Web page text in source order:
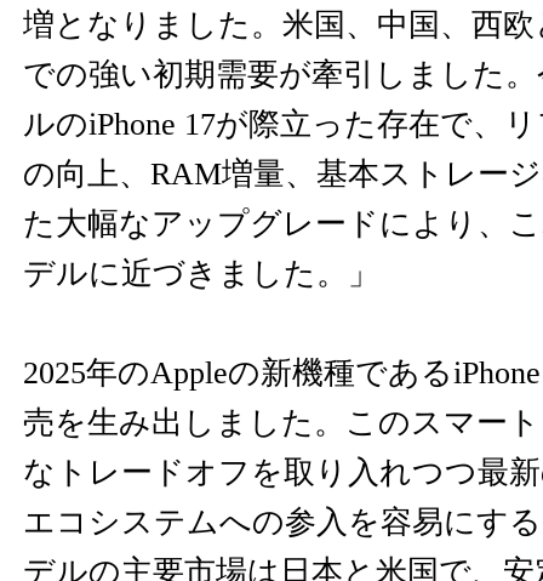
増となりました。米国、中国、西
での強い初期需要が牽引しました
ルのiPhone 17が際立った存在で、
の向上、RAM増量、基本ストレー
た大幅なアップグレードにより、
デルに近づきました。」
2025年のAppleの新機種である
売を生み出しました。このスマー
なトレードオフを取り入れつつ最
エコシステムへの参入を容易にす
デルの主要市場は日本と米国で、